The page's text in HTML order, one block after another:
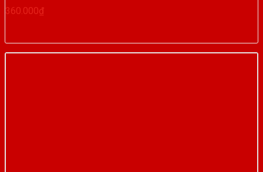
360.000₫